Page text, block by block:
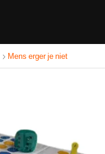
Mens erger je niet